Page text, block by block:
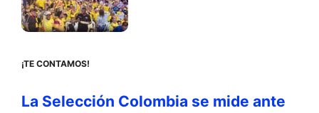
¡TE CONTAMOS!
La Selección Colombia se mide ante